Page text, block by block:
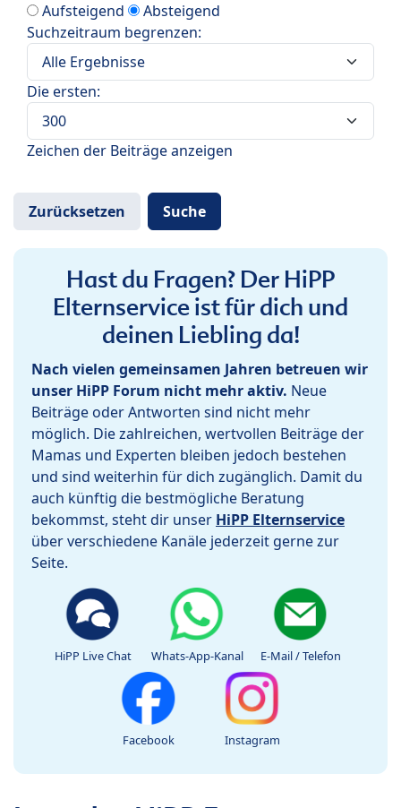
Aufsteigend
Absteigend
Suchzeitraum begrenzen:
Die ersten:
Zeichen der Beiträge anzeigen
Hast du Fragen? Der HiPP
Elternservice ist für dich und
deinen Liebling da!
Nach vielen gemeinsamen Jahren betreuen wir
unser HiPP Forum nicht mehr aktiv. Neue
Beiträge oder Antworten sind nicht mehr
möglich. Die zahlreichen, wertvollen Beiträge der
Mamas und Experten bleiben jedoch bestehen
und sind weiterhin für dich zugänglich. Damit du
auch künftig die bestmögliche Beratung
bekommst, steht dir unser HiPP Elternservice
über verschiedene Kanäle jederzeit gerne zur
Seite.
HiPP Live Chat Whats-App-Kanal E-Mail / Telefon
Facebook Instagram